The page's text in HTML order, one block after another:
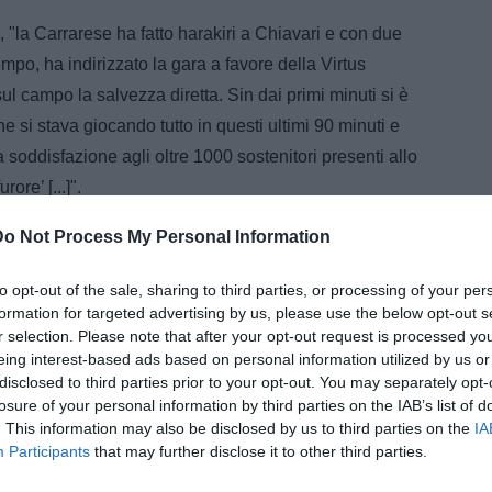
Not Process My Personal Information
opt-out of the sale, sharing to third parties, or processing of your
for targeted advertising by us, please use the below opt-out
selection. Please note that after your opt-out request is processed
interest-based ads based on personal information utilized by us
to third parties prior to your opt-out. You may separately
of your personal information by third parties on the IAB’s list of
This information may also be disclosed by us to third parties on the
Participants that may further disclose it to other third parties.
, "la Carrarese ha fatto harakiri a Chiavari e con due
ha indirizzato la gara a favore della Virtus
campo la salvezza diretta. Sin dai primi minuti si è
si stava giocando tutto in questi ultimi 90 minuti e
soddisfazione agli oltre 1000 sostenitori presenti allo
[...]".
ARTICOLI CORRELATI
nel mirino del Catanzaro. Ma il
mercato in entrata stenta a decollare
TC - Carrarese, l'ex Bouah nel mirino
anche di club cadetti
QS - Carrarese, si avvicina il ritorno
ai 'Marmi'. Recuperato il difensore
polacco Salamon